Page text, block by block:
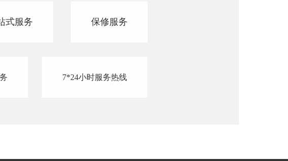
式服务 保修服务
7*24小时服务热线